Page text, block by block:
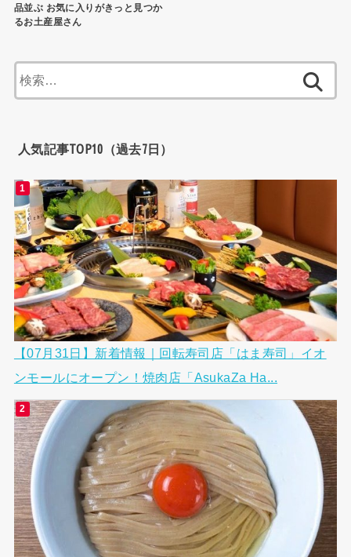
品並ぶ お気に入りがきっと見つか
るお土産屋さん
索:
人気記事TOP10（過去7日）
【07月31日】新着情報｜回転寿司店「はま寿司」イオ
ンモールにオープン！焼肉店「AsukaZa Ha...